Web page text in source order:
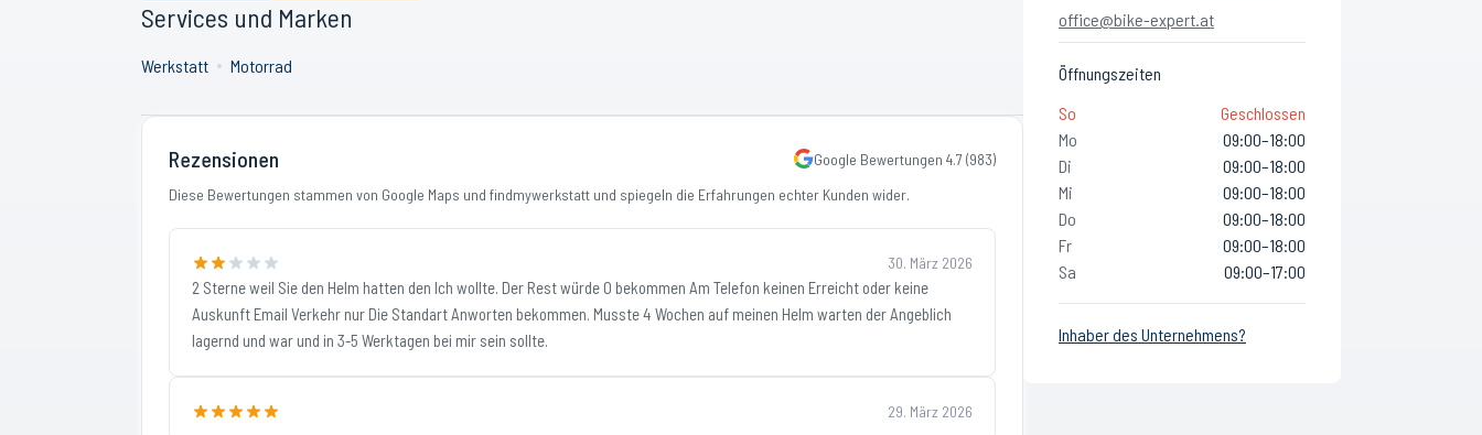
Services und Marken
Werkstatt Motorrad
Rezensionen Google Bewertungen 4.7(983)
Diese Bewertungen stammen von Google Maps und findmywerkstatt und spiegeln die Erfahrungen echter Kunden wider.
30. März 2026
2 Sterne weil Sie den Helm hatten den Ich wollte. Der Rest würde 0 bekommen Am Telefon keinen Erreicht oder keine
Auskunft Email Verkehr nur Die Standart Anworten bekommen. Musste 4 Wochen auf meinen Helm warten der Angeblich
lagernd und war und in 3-5 Werktagen bei mir sein sollte.
29. März 2026
office@bike-expert.at
Öffnungszeiten
So
Geschlossen
Mo
09:00–18:00
Di
09:00–18:00
Mi
09:00–18:00
Do
09:00–18:00
Fr
09:00–18:00
Sa
09:00–17:00
Inhaber des Unternehmens?